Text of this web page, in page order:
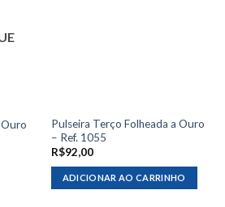
Pulseira Terço Folheada a Ouro
– Ref. 1055
R$92,00
ADICIONAR AO CARRINHO